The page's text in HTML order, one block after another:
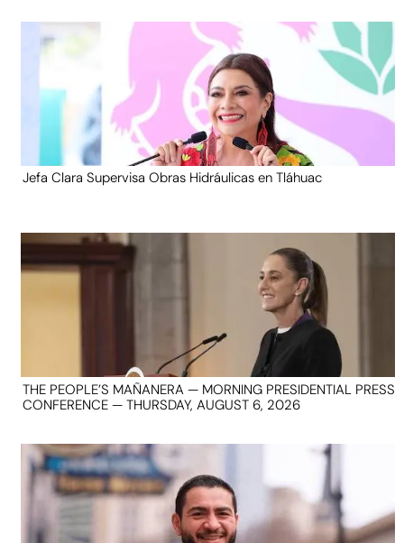
Jefa Clara Supervisa Obras Hidráulicas en Tláhuac
THE PEOPLE’S MAÑANERA — MORNING PRESIDENTIAL PRESS
CONFERENCE — THURSDAY, AUGUST 6, 2026